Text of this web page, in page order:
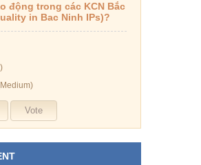
động trong các KCN Bắc
in Bac Ninh IPs)?